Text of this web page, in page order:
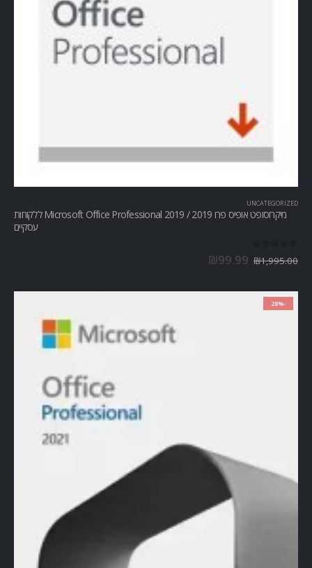
UNCATEGORIZED
מיקרוסופט אופיס פרו Microsoft Office Professional 2019 / 2019 ללקוחות
עסקיים
₪1,995.00
₪99.99
-28%